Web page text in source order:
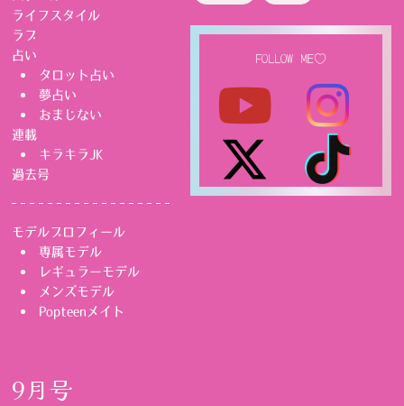
ライフスタイル
ラブ
占い
タロット占い
夢占い
おまじない
連載
キラキラJK
過去号
モデルプロフィール
専属モデル
レギュラーモデル
メンズモデル
Popteenメイト
FOLLOW ME♡
9月号